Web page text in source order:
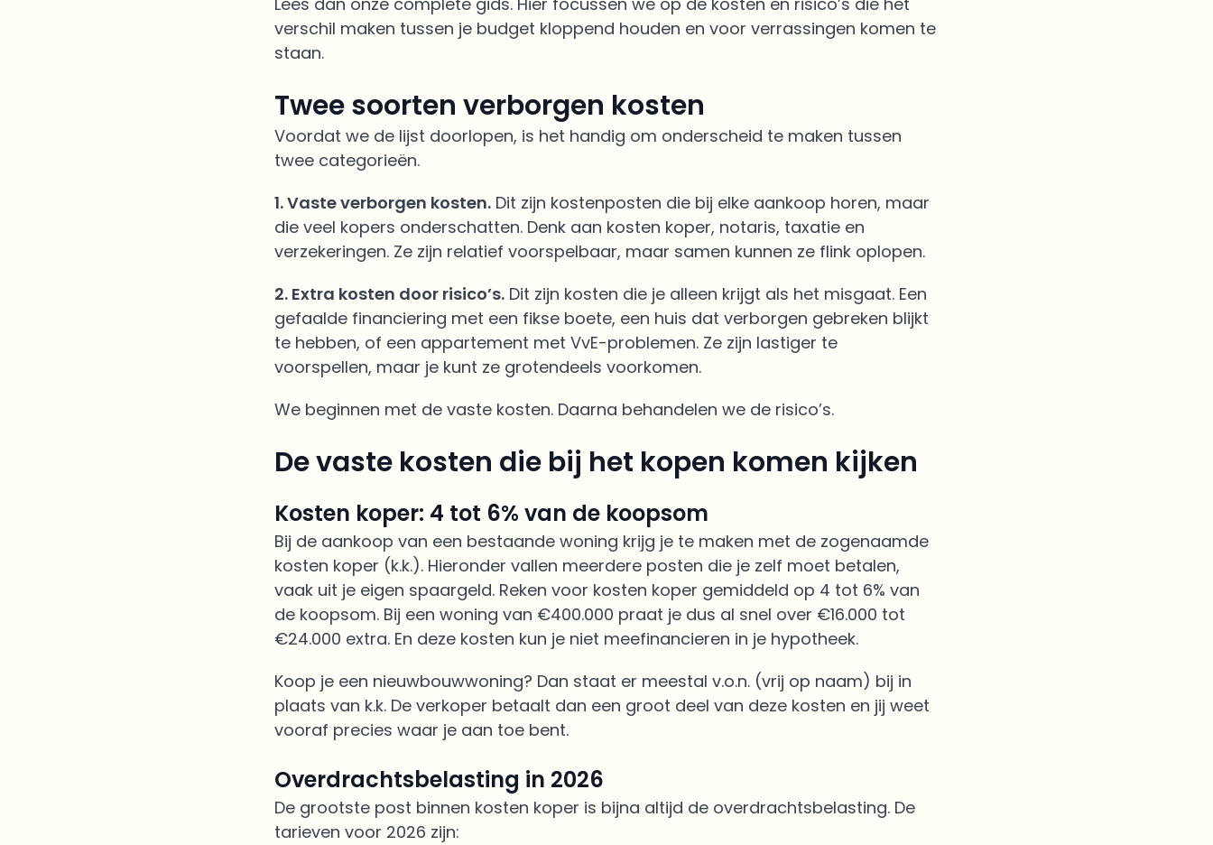
verschil maken tussen je budget kloppend houden en voor verrassingen komen te
staan.
Twee soorten verborgen kosten
Voordat we de lijst doorlopen, is het handig om onderscheid te maken tussen
twee categorieën.
1. Vaste verborgen kosten. Dit zijn kostenposten die bij elke aankoop horen, maar
die veel kopers onderschatten. Denk aan kosten koper, notaris, taxatie en
verzekeringen. Ze zijn relatief voorspelbaar, maar samen kunnen ze flink oplopen.
2. Extra kosten door risico’s. Dit zijn kosten die je alleen krijgt als het misgaat. Een
gefaalde financiering met een fikse boete, een huis dat verborgen gebreken blijkt
te hebben, of een appartement met VvE-problemen. Ze zijn lastiger te
voorspellen, maar je kunt ze grotendeels voorkomen.
We beginnen met de vaste kosten. Daarna behandelen we de risico’s.
De vaste kosten die bij het kopen komen kijken
Kosten koper: 4 tot 6% van de koopsom
Bij de aankoop van een bestaande woning krijg je te maken met de zogenaamde
kosten koper (k.k.). Hieronder vallen meerdere posten die je zelf moet betalen,
vaak uit je eigen spaargeld. Reken voor kosten koper gemiddeld op 4 tot 6% van
de koopsom. Bij een woning van €400.000 praat je dus al snel over €16.000 tot
€24.000 extra. En deze kosten kun je niet meefinancieren in je hypotheek.
Koop je een nieuwbouwwoning? Dan staat er meestal v.o.n. (vrij op naam) bij in
plaats van k.k. De verkoper betaalt dan een groot deel van deze kosten en jij weet
vooraf precies waar je aan toe bent.
Overdrachtsbelasting in 2026
De grootste post binnen kosten koper is bijna altijd de overdrachtsbelasting. De
tarieven voor 2026 zijn: